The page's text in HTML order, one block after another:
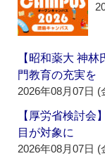
【昭和薬大 神
門教育の充実を
2026年08月07日 (
【厚労省検討会
目が対象に
2026年08月07日 (